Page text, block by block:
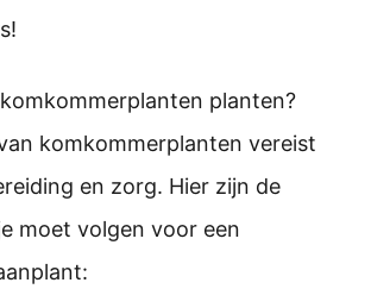
planten?
komkommerplanten vereist
en zorg. Hier zijn de
moet volgen voor een